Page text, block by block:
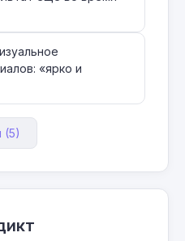
«ярко и
(5)